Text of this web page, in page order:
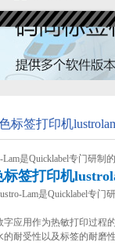
标签打印机
Lam是Quicklabel专门研
标签打印机
Lam是Quicklabel专门
用作为热敏打印过程的
的耐受性以及标签的耐磨